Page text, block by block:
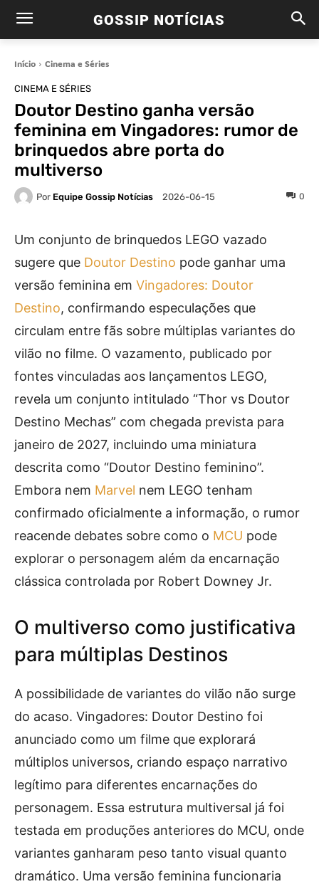
GOSSIP NOTÍCIAS
Início Cinema e Séries
CINEMA E SÉRIES
Doutor Destino ganha versão
feminina em Vingadores: rumor de
brinquedos abre porta do
multiverso
Por Equipe Gossip Notícias 2026-06-15 0
Um conjunto de brinquedos LEGO vazado
sugere que Doutor Destino pode ganhar uma
versão feminina em Vingadores: Doutor
Destino, confirmando especulações que
circulam entre fãs sobre múltiplas variantes do
vilão no filme. O vazamento, publicado por
fontes vinculadas aos lançamentos LEGO,
revela um conjunto intitulado “Thor vs Doutor
Destino Mechas” com chegada prevista para
janeiro de 2027, incluindo uma miniatura
descrita como “Doutor Destino feminino”.
Embora nem Marvel nem LEGO tenham
confirmado oficialmente a informação, o rumor
reacende debates sobre como o MCU pode
explorar o personagem além da encarnação
clássica controlada por Robert Downey Jr.
O multiverso como justificativa
para múltiplas Destinos
A possibilidade de variantes do vilão não surge
do acaso. Vingadores: Doutor Destino foi
anunciado como um filme que explorará
múltiplos universos, criando espaço narrativo
legítimo para diferentes encarnações do
personagem. Essa estrutura multiversal já foi
testada em produções anteriores do MCU, onde
variantes ganharam peso tanto visual quanto
dramático. Uma versão feminina funcionaria